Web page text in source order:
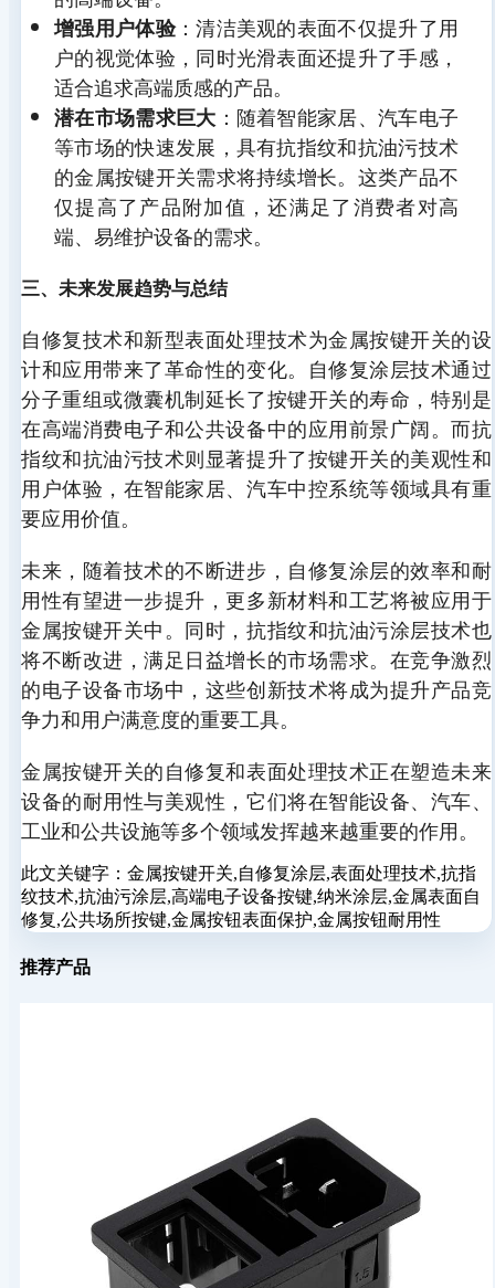
增强用户体验：清洁美观的表面不仅提升了用
户的视觉体验，同时光滑表面还提升了手感，
适合追求高端质感的产品。
潜在市场需求巨大 ：随着智能家居、汽车电子
等市场的快速发展，具有抗指纹和抗油污技术
的金属按键开关需求将持续增长。这类产品不
仅提高了产品附加值，还满足了消费者对高
端、易维护设备的需求。
三、未来发展趋势与总结
自修复技术和新型表面处理技术为金属按键开关的设
计和应用带来了革命性的变化。自修复涂层技术通过
分子重组或微囊机制延长了按键开关的寿命，特别是
在高端消费电子和公共设备中的应用前景广阔。而抗
指纹和抗油污技术则显著提升了按键开关的美观性和
用户体验，在智能家居、汽车中控系统等领域具有重
要应用价值。
未来，随着技术的不断进步，自修复涂层的效率和耐
用性有望进一步提升，更多新材料和工艺将被应用于
金属按键开关中。同时，抗指纹和抗油污涂层技术也
将不断改进，满足日益增长的市场需求。在竞争激烈
的电子设备市场中，这些创新技术将成为提升产品竞
争力和用户满意度的重要工具。
金属按键开关的自修复和表面处理技术正在塑造未来
设备的耐用性与美观性，它们将在智能设备、汽车、
工业和公共设施等多个领域发挥越来越重要的作用。
此文关键字： 金属按键开关,自修复涂层,表面处理技术,抗指
纹技术,抗油污涂层,高端电子设备按键,纳米涂层,金属表面自
修复,公共场所按键,金属按钮表面保护,金属按钮耐用性
推荐产品